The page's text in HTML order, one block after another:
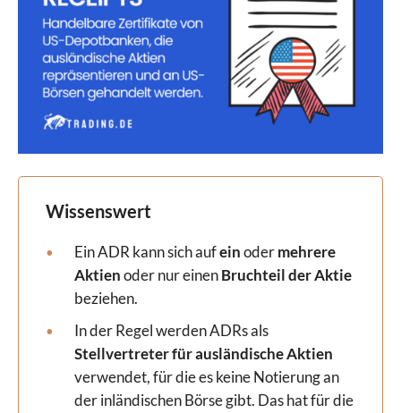
Wissenswert
Ein ADR kann sich aufeinodermehrere
Aktienoder nur einenBruchteil der Aktie
beziehen.
In der Regel werden ADRs als
Stellvertreter für ausländische Aktien
verwendet, für die es keine Notierung an
der inländischen Börse gibt. Das hat für die